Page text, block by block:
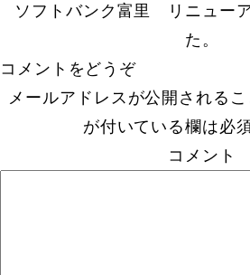
ソフトバンク富里 リニュー
た。
コメントをどうぞ
メールアドレスが公開されるこ
が付いている欄は必
コメント